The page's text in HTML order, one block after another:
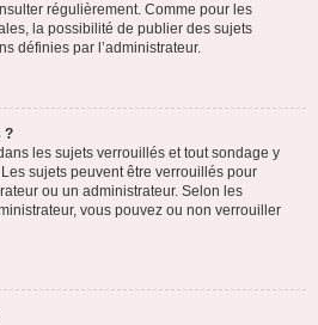
régulièrement. Comme pour les
la possibilité de publier des sujets
définies par l’administrateur.
?
les sujets verrouillés et tout sondage y
sujets peuvent être verrouillés pour
ou un administrateur. Selon les
vous pouvez ou non verrouiller